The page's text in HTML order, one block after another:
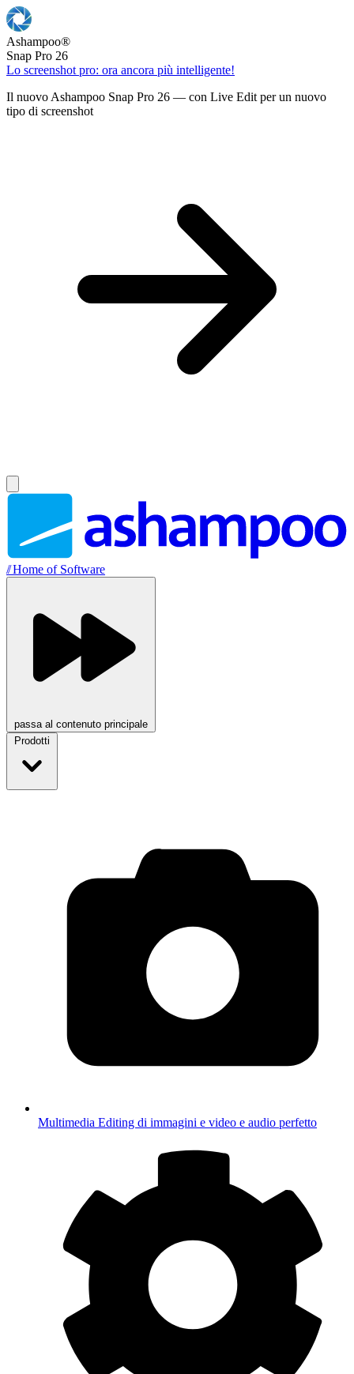
Ashampoo®
Snap Pro 26
Lo screenshot pro: ora ancora più intelligente!
Il nuovo Ashampoo Snap Pro 26 — con Live Edit per un nuovo
tipo di screenshot
//Home of Software
passa al contenuto principale
Prodotti
Multimedia Editing di immagini e video e audio perfetto